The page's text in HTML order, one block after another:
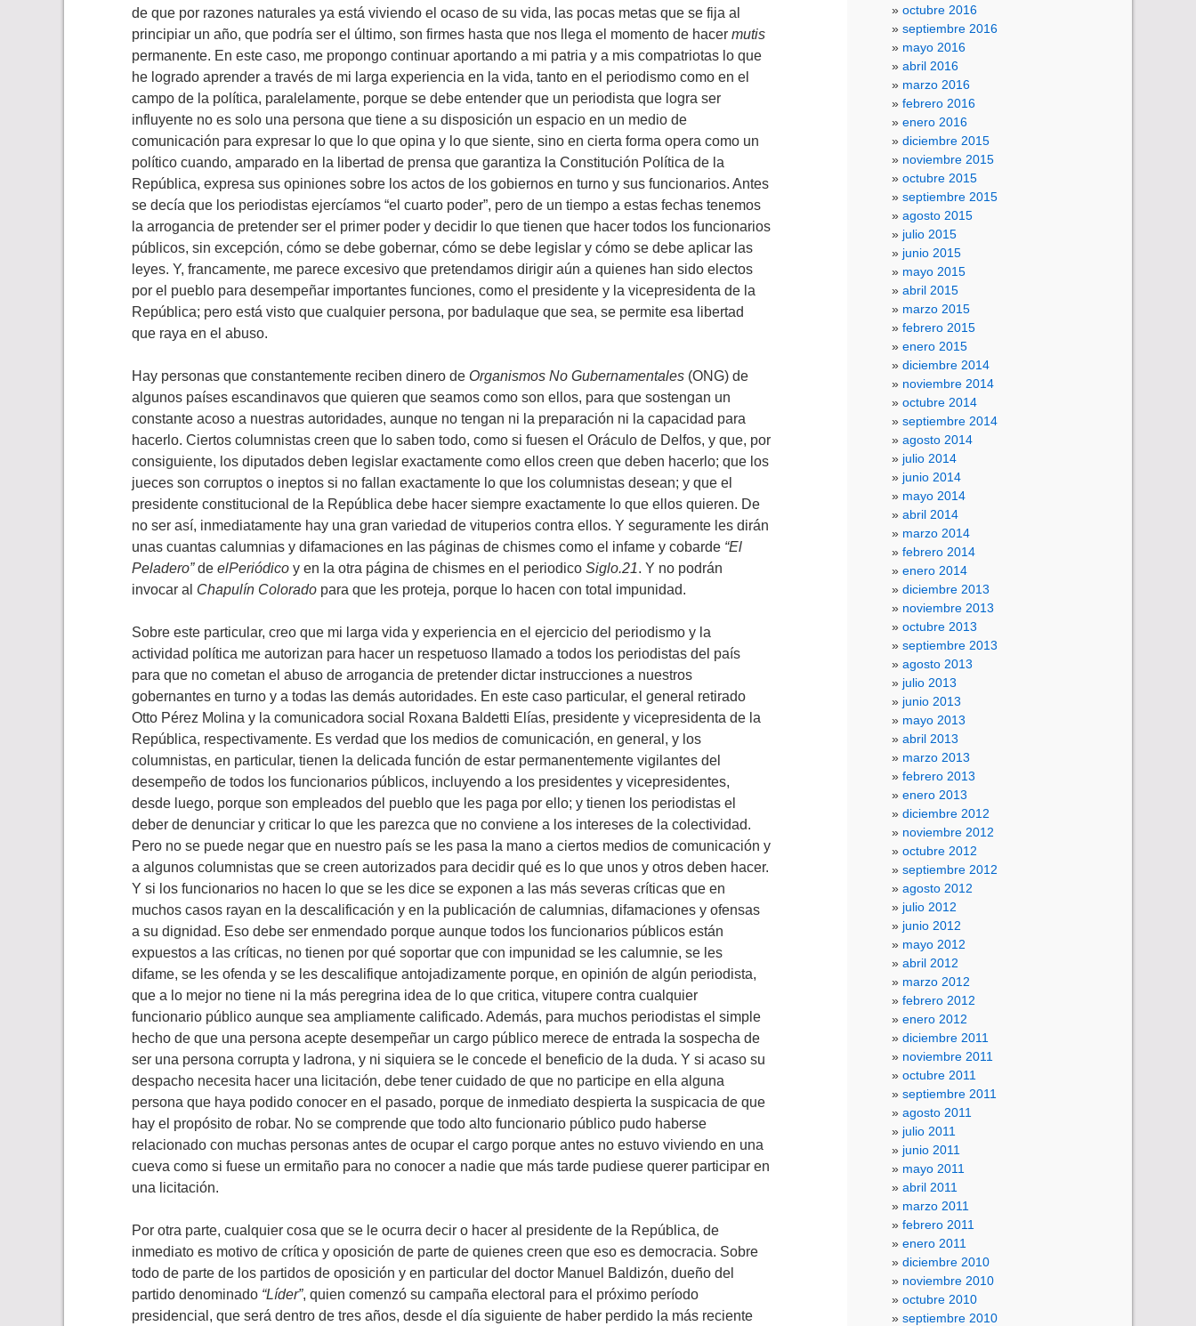
de que por razones naturales ya está viviendo el ocaso de su vida, las pocas metas que se fija al
principiar un año, que podría ser el último, son firmes hasta que nos llega el momento de hacer mutis
permanente. En este caso, me propongo continuar aportando a mi patria y a mis compatriotas lo que
he logrado aprender a través de mi larga experiencia en la vida, tanto en el periodismo como en el
campo de la política, paralelamente, porque se debe entender que un periodista que logra ser
influyente no es solo una persona que tiene a su disposición un espacio en un medio de
comunicación para expresar lo que lo que opina y lo que siente, sino en cierta forma opera como un
político cuando, amparado en la libertad de prensa que garantiza la Constitución Política de la
República, expresa sus opiniones sobre los actos de los gobiernos en turno y sus funcionarios. Antes
se decía que los periodistas ejercíamos “el cuarto poder”, pero de un tiempo a estas fechas tenemos
la arrogancia de pretender ser el primer poder y decidir lo que tienen que hacer todos los funcionarios
públicos, sin excepción, cómo se debe gobernar, cómo se debe legislar y cómo se debe aplicar las
leyes. Y, francamente, me parece excesivo que pretendamos dirigir aún a quienes han sido electos
por el pueblo para desempeñar importantes funciones, como el presidente y la vicepresidenta de la
República; pero está visto que cualquier persona, por badulaque que sea, se permite esa libertad
que raya en el abuso.
Hay personas que constantemente reciben dinero de Organismos No Gubernamentales (ONG) de
algunos países escandinavos que quieren que seamos como son ellos, para que sostengan un
constante acoso a nuestras autoridades, aunque no tengan ni la preparación ni la capacidad para
hacerlo. Ciertos columnistas creen que lo saben todo, como si fuesen el Oráculo de Delfos, y que, por
consiguiente, los diputados deben legislar exactamente como ellos creen que deben hacerlo; que los
jueces son corruptos o ineptos si no fallan exactamente lo que los columnistas desean; y que el
presidente constitucional de la República debe hacer siempre exactamente lo que ellos quieren. De
no ser así, inmediatamente hay una gran variedad de vituperios contra ellos. Y seguramente les dirán
unas cuantas calumnias y difamaciones en las páginas de chismes como el infame y cobarde “El
Peladero”de elPeriódico y en la otra página de chismes en el periodico Siglo.21. Y no podrán
invocar al Chapulín Colorado para que les proteja, porque lo hacen con total impunidad.
Sobre este particular, creo que mi larga vida y experiencia en el ejercicio del periodismo y la
actividad política me autorizan para hacer un respetuoso llamado a todos los periodistas del país
para que no cometan el abuso de arrogancia de pretender dictar instrucciones a nuestros
gobernantes en turno y a todas las demás autoridades. En este caso particular, el general retirado
Otto Pérez Molina y la comunicadora social Roxana Baldetti Elías, presidente y vicepresidenta de la
República, respectivamente. Es verdad que los medios de comunicación, en general, y los
columnistas, en particular, tienen la delicada función de estar permanentemente vigilantes del
desempeño de todos los funcionarios públicos, incluyendo a los presidentes y vicepresidentes,
desde luego, porque son empleados del pueblo que les paga por ello; y tienen los periodistas el
deber de denunciar y criticar lo que les parezca que no conviene a los intereses de la colectividad.
Pero no se puede negar que en nuestro país se les pasa la mano a ciertos medios de comunicación y
a algunos columnistas que se creen autorizados para decidir qué es lo que unos y otros deben hacer.
Y si los funcionarios no hacen lo que se les dice se exponen a las más severas críticas que en
muchos casos rayan en la descalificación y en la publicación de calumnias, difamaciones y ofensas
a su dignidad. Eso debe ser enmendado porque aunque todos los funcionarios públicos están
expuestos a las críticas, no tienen por qué soportar que con impunidad se les calumnie, se les
difame, se les ofenda y se les descalifique antojadizamente porque, en opinión de algún periodista,
que a lo mejor no tiene ni la más peregrina idea de lo que critica, vitupere contra cualquier
funcionario público aunque sea ampliamente calificado. Además, para muchos periodistas el simple
hecho de que una persona acepte desempeñar un cargo público merece de entrada la sospecha de
ser una persona corrupta y ladrona, y ni siquiera se le concede el beneficio de la duda. Y si acaso su
despacho necesita hacer una licitación, debe tener cuidado de que no participe en ella alguna
persona que haya podido conocer en el pasado, porque de inmediato despierta la suspicacia de que
hay el propósito de robar. No se comprende que todo alto funcionario público pudo haberse
relacionado con muchas personas antes de ocupar el cargo porque antes no estuvo viviendo en una
cueva como si fuese un ermitaño para no conocer a nadie que más tarde pudiese querer participar en
una licitación.
Por otra parte, cualquier cosa que se le ocurra decir o hacer al presidente de la República, de
inmediato es motivo de crítica y oposición de parte de quienes creen que eso es democracia. Sobre
todo de parte de los partidos de oposición y en particular del doctor Manuel Baldizón, dueño del
partido denominado “Líder”, quien comenzó su campaña electoral para el próximo período
presidencial, que será dentro de tres años, desde el día siguiente de haber perdido la más reciente
octubre 2016
septiembre 2016
mayo 2016
abril 2016
marzo 2016
febrero 2016
enero 2016
diciembre 2015
noviembre 2015
octubre 2015
septiembre 2015
agosto 2015
julio 2015
junio 2015
mayo 2015
abril 2015
marzo 2015
febrero 2015
enero 2015
diciembre 2014
noviembre 2014
octubre 2014
septiembre 2014
agosto 2014
julio 2014
junio 2014
mayo 2014
abril 2014
marzo 2014
febrero 2014
enero 2014
diciembre 2013
noviembre 2013
octubre 2013
septiembre 2013
agosto 2013
julio 2013
junio 2013
mayo 2013
abril 2013
marzo 2013
febrero 2013
enero 2013
diciembre 2012
noviembre 2012
octubre 2012
septiembre 2012
agosto 2012
julio 2012
junio 2012
mayo 2012
abril 2012
marzo 2012
febrero 2012
enero 2012
diciembre 2011
noviembre 2011
octubre 2011
septiembre 2011
agosto 2011
julio 2011
junio 2011
mayo 2011
abril 2011
marzo 2011
febrero 2011
enero 2011
diciembre 2010
noviembre 2010
octubre 2010
septiembre 2010